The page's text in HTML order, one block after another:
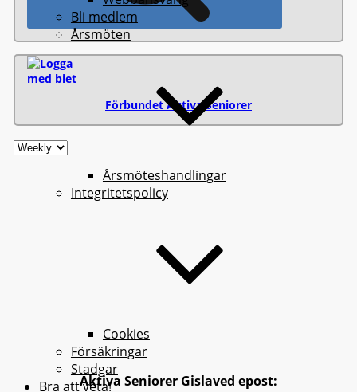
Bli medlem
Årsmöten
Årsmöteshandlingar
Integritetspolicy
Cookies
Försäkringar
Stadgar
Bra att veta!
Förbundet Aktiva Seniorer
Aktiva Seniorer Gislaved epost: